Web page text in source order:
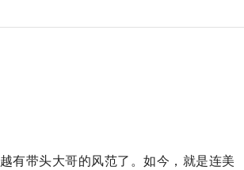
有带头大哥的风范了。如今，就是连美